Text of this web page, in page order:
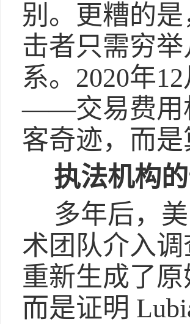
别。更糟的
击者只需穷
系。2020年
——交易费用
客奇迹，而
执法机构
多年后，
术团队介入
重新生成了
而是证明